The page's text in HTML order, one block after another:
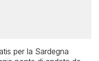
per la Sardegna